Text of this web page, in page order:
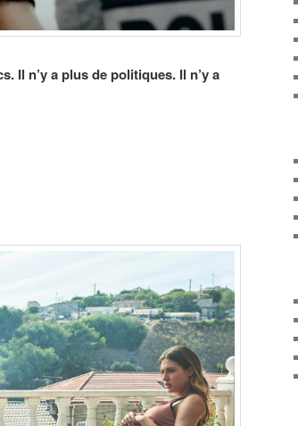
Il n’y a plus de politiques. Il n’y a